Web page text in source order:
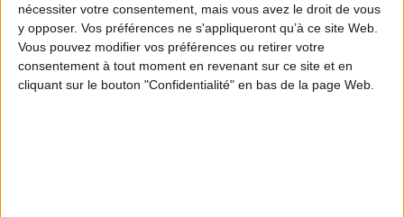
nécessiter votre consentement, mais vous avez le droit de vous
y opposer. Vos préférences ne s'appliqueront qu’à ce site Web.
Vous pouvez modifier vos préférences ou retirer votre
consentement à tout moment en revenant sur ce site et en
cliquant sur le bouton "Confidentialité" en bas de la page Web.
Fermeture :
au 31 janvier 2027 jusqu'au soir.
Pour connaître le détail de l'arrêté relatif à